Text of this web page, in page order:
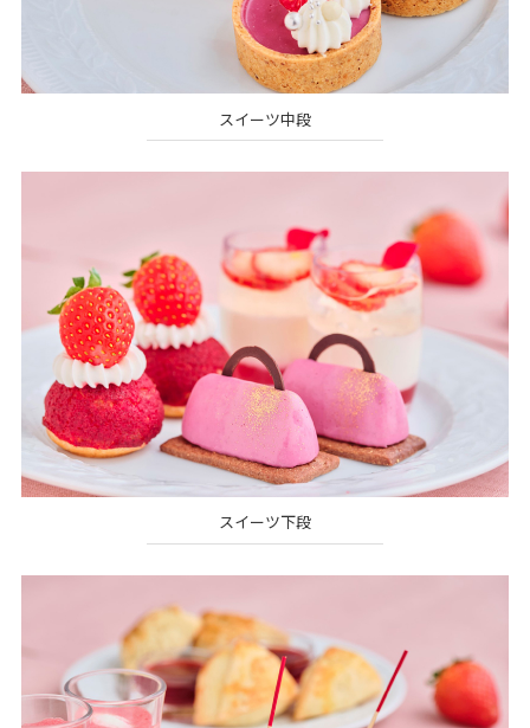
スイーツ中段
スイーツ下段